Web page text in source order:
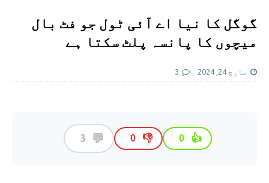
گوگل کا نیا اے آئی ٹول جو فٹ بال
میچوں کا پانسہ پلٹ سکتا ہے
مارچ 24, 2024 3
👍
0
👎
0
💬
3